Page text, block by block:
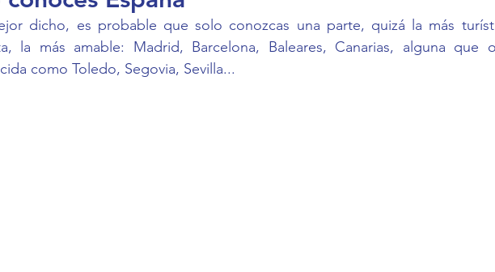
dicho, es probable que solo conozcas una parte, quizá la más
la más amable: Madrid, Barcelona, Baleares, Canarias, alguna que
como Toledo, Segovia, Sevilla...